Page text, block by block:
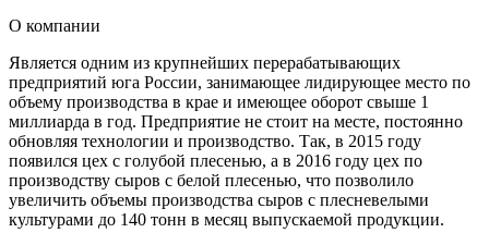
О компании
Является одним из крупнейших перерабатывающих
предприятий юга России, занимающее лидирующее место по
объему производства в крае и имеющее оборот свыше 1
миллиарда в год. Предприятие не стоит на месте, постоянно
обновляя технологии и производство. Так, в 2015 году
появился цех с голубой плесенью, а в 2016 году цех по
производству сыров с белой плесенью, что позволило
увеличить объемы производства сыров с плесневелыми
культурами до 140 тонн в месяц выпускаемой продукции.